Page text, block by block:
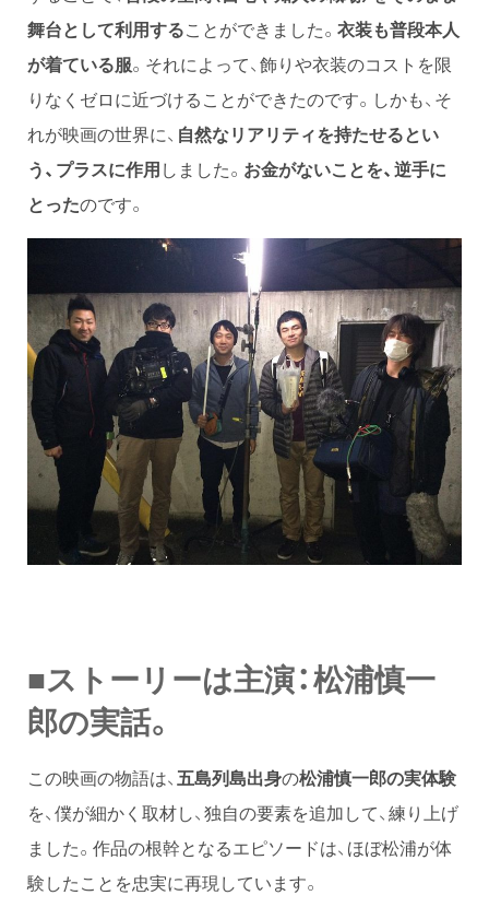
舞台として利用することができました。 衣装も普段本人
が着ている服。それによって、飾りや衣装のコストを限
りなくゼロに近づけることができたのです。しかも、そ
れが映画の世界に、 自然なリアリティを持たせるとい
う、プラスに作用しました。 お金がないことを、逆手に
とったのです。
■ストーリーは主演：松浦慎一
郎の実話。
この映画の物語は、 五島列島出身の松浦慎一郎の実体験
を、僕が細かく取材し、独自の要素を追加して、練り上げ
ました。作品の根幹となるエピソードは、ほぼ松浦が体
験したことを忠実に再現しています。